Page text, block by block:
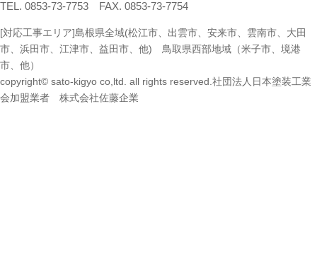
TEL. 0853-73-7753 FAX. 0853-73-7754
[対応工事エリア]島根県全域(松江市、出雲市、安来市、雲南市、大田
市、浜田市、江津市、益田市、他) 鳥取県西部地域（米子市、境港
市、他）
copyright© sato-kigyo co,ltd. all rights reserved.社団法人日本塗装工業
会加盟業者 株式会社佐藤企業